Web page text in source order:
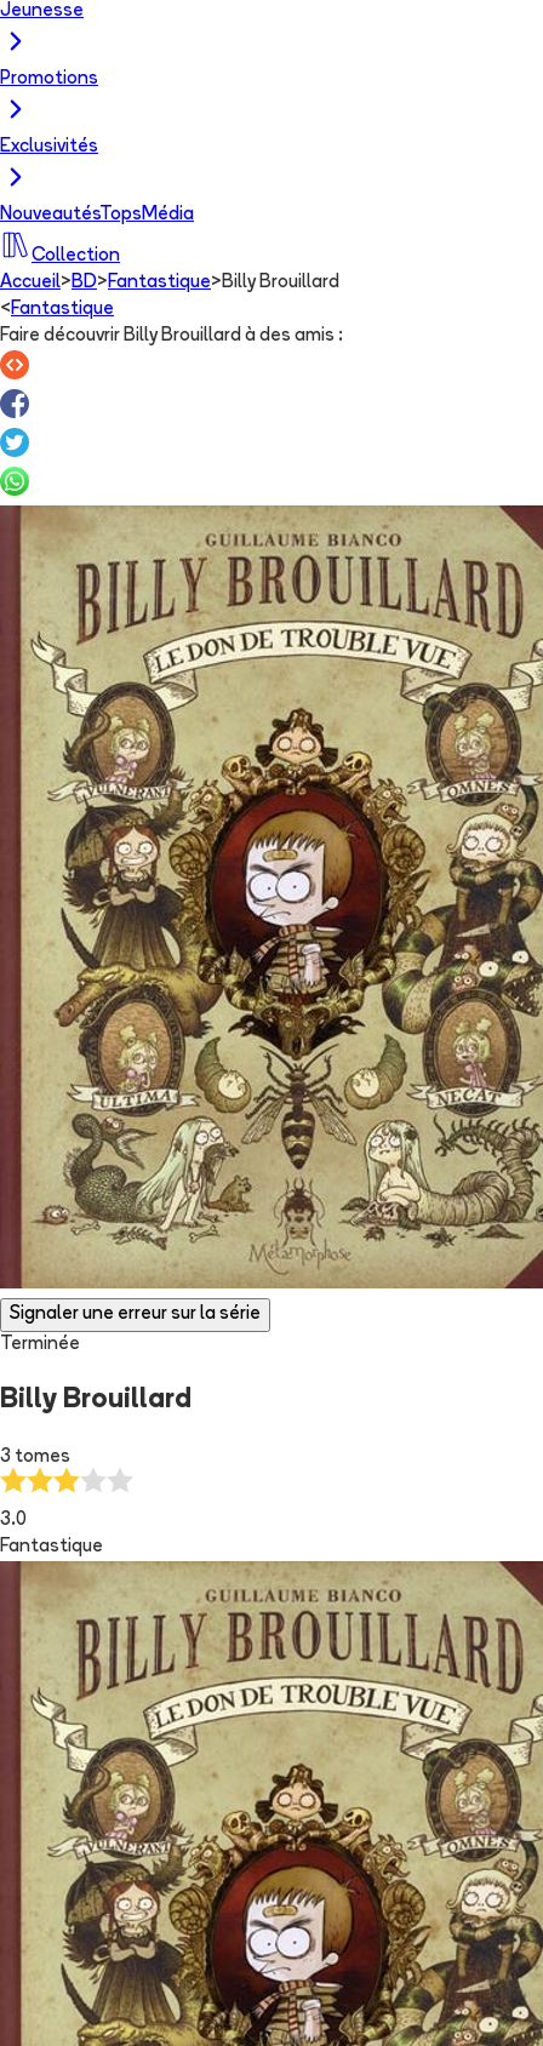
Jeunesse
Promotions
Exclusivités
NouveautésTops Média
Collection
Accueil> BD> Fantastique> Billy Brouillard
< Fantastique
Faire découvrir Billy Brouillard à des amis :
Signaler une erreur sur la série
Terminée
Billy Brouillard
3 tomes
3.0
Fantastique